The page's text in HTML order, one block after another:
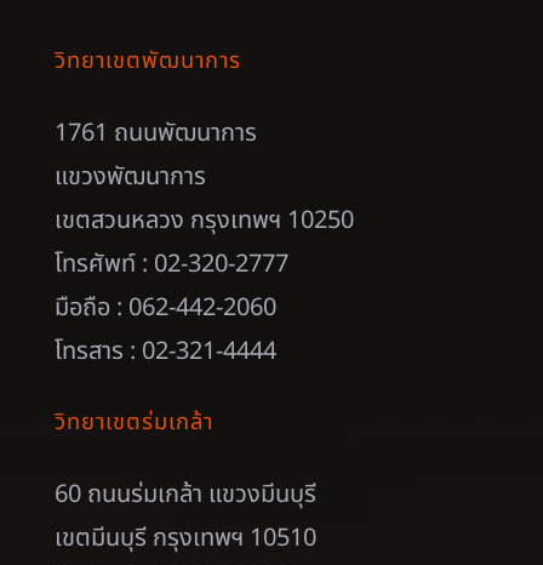
วิทยาเขตพัฒนาการ
1761 ถนนพัฒนาการ
แขวงพัฒนาการ
เขตสวนหลวง กรุงเทพฯ 10250
โทรศัพท์ : 02-320-2777
มือถือ : 062-442-2060
โทรสาร : 02-321-4444
วิทยาเขตร่มเกล้า
60 ถนนร่มเกล้า แขวงมีนบุรี
เขตมีนบุรี กรุงเทพฯ 10510